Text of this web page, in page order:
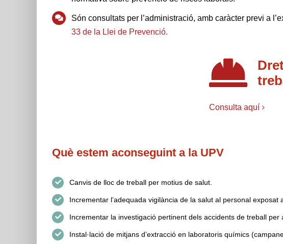
Són consultats per l’administració, amb caràcter previ a
33 de la Llei de Prevenció.
Consulta aquí
Què estem aconseguint a la UPV
Canvis de lloc de treball per motius de salut.
Incrementar l’adequada vigilància de la salut al personal
Incrementar la investigació pertinent dels accidents de treball per
Instal·lació de mitjans d’extracció en laboratoris químics